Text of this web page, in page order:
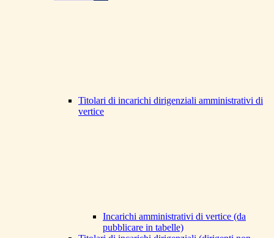
Titolari di incarichi dirigenziali amministrativi di
vertice
Incarichi amministrativi di vertice (da
pubblicare in tabelle)